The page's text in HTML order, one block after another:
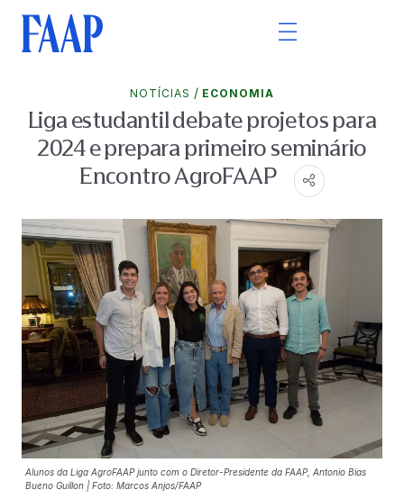
NOTÍCIAS / ECONOMIA
Liga estudantil debate projetos para
2024 e prepara primeiro seminário
Encontro AgroFAAP
Alunos da Liga AgroFAAP junto com o Diretor-Presidente da FAAP, Antonio Bias
Bueno Guillon | Foto: Marcos Anjos/FAAP